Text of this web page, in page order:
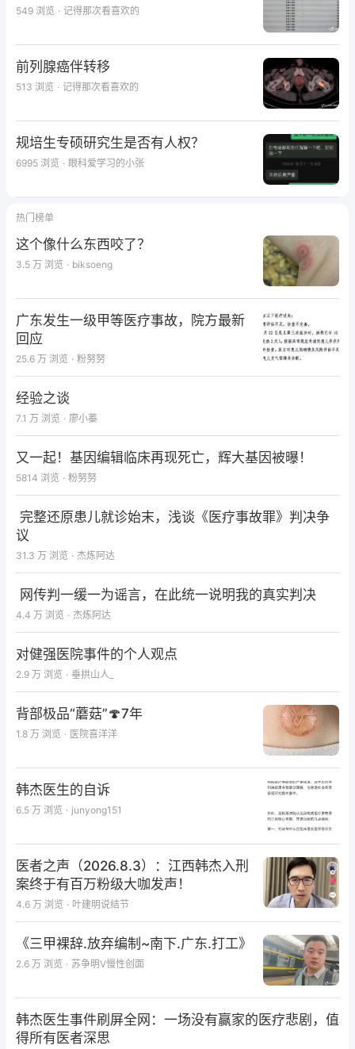
549 浏览 · 记得那次看喜欢的
前列腺癌伴转移
513 浏览 · 记得那次看喜欢的
规培生专硕研究生是否有人权？
6995 浏览 · 眼科爱学习的小张
热门榜单
这个像什么东西咬了？
3.5 万 浏览 · biksoeng
广东发生一级甲等医疗事故，院方最新
回应
25.6 万 浏览 · 粉努努
经验之谈
7.1 万 浏览 · 廖小蓁
又一起！基因编辑临床再现死亡，辉大基因被曝！
5814 浏览 · 粉努努
完整还原患儿就诊始末，浅谈《医疗事故罪》判决争
议
31.3 万 浏览 · 杰炼阿达
网传判一缓一为谣言，在此统一说明我的真实判决
4.4 万 浏览 · 杰炼阿达
对健强医院事件的个人观点
2.9 万 浏览 · 垂拱山人_
背部极品“蘑菇”🍄7年
1.8 万 浏览 · 医院喜洋洋
韩杰医生的自诉
6.5 万 浏览 · junyong151
医者之声（2026.8.3）：江西韩杰入刑
案终于有百万粉级大咖发声！
4.6 万 浏览 · 叶建明说结节
《三甲裸辞.放弃编制~南下.广东.打工》
2.6 万 浏览 · 苏争明V慢性创面
韩杰医生事件刷屏全网：一场没有赢家的医疗悲剧，值
得所有医者深思